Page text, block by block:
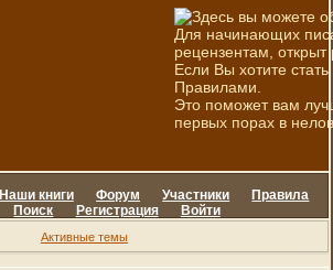
Здесь вы можете
Для начинающих
рецензентам, открыт
Если Вы хотите
Правилами.
Это поможет вам
первых порах в
Наши книги Форум Участники
Правила
Поиск Регистрация Войти
Активные темы